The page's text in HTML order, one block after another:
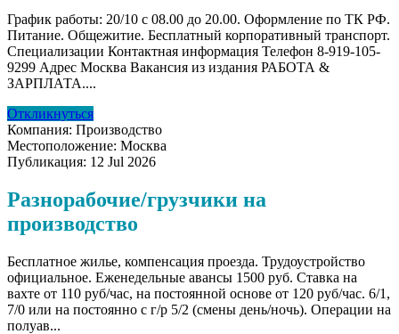
График работы: 20/10 с 08.00 до 20.00. Оформление по ТК РФ.
Питание. Общежитие. Бесплатный корпоративный транспорт.
Специализации Контактная информация Телефон 8-919-105-
9299 Адрес Москва Вакансия из издания РАБОТА &
ЗАРПЛАТА....
Откликнуться
Компания: Производство
Местоположение: Москва
Публикация: 12 Jul 2026
Разнорабочие/грузчики на
производство
Бесплатное жилье, компенсация проезда. Трудоустройство
официальное. Еженедельные авансы 1500 руб. Ставка на
вахте от 110 руб/час, на постоянной основе от 120 руб/час. 6/1,
7/0 или на постоянно с г/р 5/2 (смены день/ночь). Операции на
полуав...